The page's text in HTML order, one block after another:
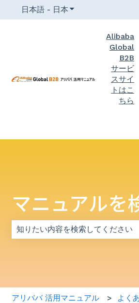
日本語 - 日本 翻訳のサブメニュ
Alibaba
Global
B2B
サービ
スサイ
トはこ
ちら
マニュアルを
アリババ 活用マニュアル よく